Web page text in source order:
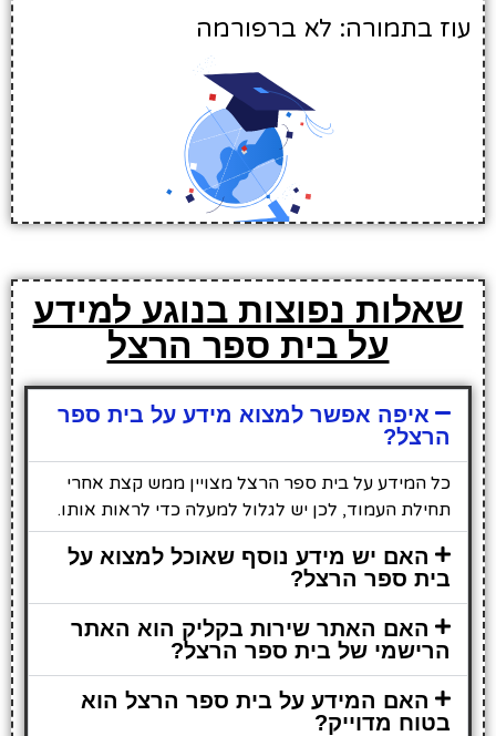
עוז בתמורה: לא ברפורמה
שאלות נפוצות בנוגע למידע
על בית ספר הרצל
איפה אפשר למצוא מידע על בית ספר
הרצל?
כל המידע על בית ספר הרצל מצויין ממש קצת אחרי
תחילת העמוד, לכן יש לגלול למעלה כדי לראות אותו.
האם יש מידע נוסף שאוכל למצוא על
בית ספר הרצל?
האם האתר שירות בקליק הוא האתר
הרישמי של בית ספר הרצל?
האם המידע על בית ספר הרצל הוא
בטוח מדוייק?